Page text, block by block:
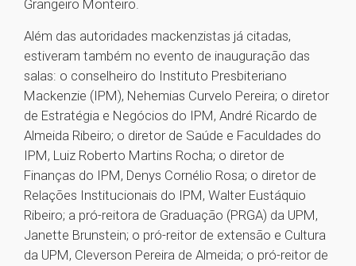
Grangeiro Monteiro.
Além das autoridades mackenzistas já citadas,
estiveram também no evento de inauguração das
salas: o conselheiro do Instituto Presbiteriano
Mackenzie (IPM), Nehemias Curvelo Pereira; o diretor
de Estratégia e Negócios do IPM, André Ricardo de
Almeida Ribeiro; o diretor de Saúde e Faculdades do
IPM, Luiz Roberto Martins Rocha; o diretor de
Finanças do IPM, Denys Cornélio Rosa; o diretor de
Relações Institucionais do IPM, Walter Eustáquio
Ribeiro; a pró-reitora de Graduação (PRGA) da UPM,
Janette Brunstein; o pró-reitor de extensão e Cultura
da UPM, Cleverson Pereira de Almeida; o pró-reitor de